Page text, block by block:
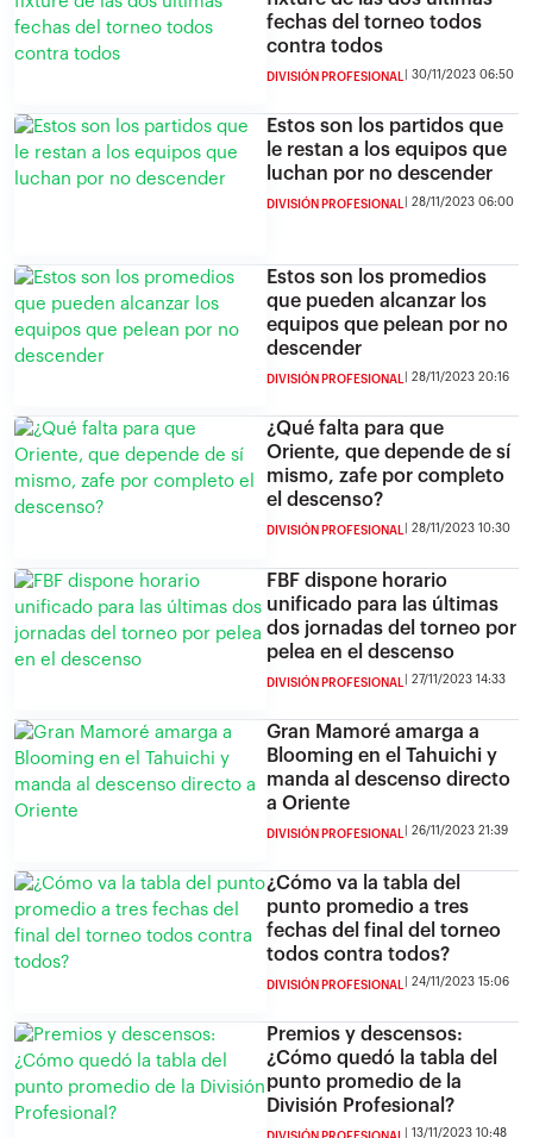
fechas del torneo todos
contra todos
DIVISIÓN PROFESIONAL 30/11/2023 06:50
Estos son los partidos que
le restan a los equipos que
luchan por no descender
DIVISIÓN PROFESIONAL 28/11/2023 06:00
Estos son los promedios
que pueden alcanzar los
equipos que pelean por no
descender
DIVISIÓN PROFESIONAL 28/11/2023 20:16
¿Qué falta para que
Oriente, que depende de sí
mismo, zafe por completo
el descenso?
DIVISIÓN PROFESIONAL 28/11/2023 10:30
FBF dispone horario
unificado para las últimas
dos jornadas del torneo por
pelea en el descenso
DIVISIÓN PROFESIONAL 27/11/2023 14:33
Gran Mamoré amarga a
Blooming en el Tahuichi y
manda al descenso directo
a Oriente
DIVISIÓN PROFESIONAL 26/11/2023 21:39
¿Cómo va la tabla del
punto promedio a tres
fechas del final del torneo
todos contra todos?
DIVISIÓN PROFESIONAL 24/11/2023 15:06
Premios y descensos:
¿Cómo quedó la tabla del
punto promedio de la
División Profesional?
13/11/2023 10:48